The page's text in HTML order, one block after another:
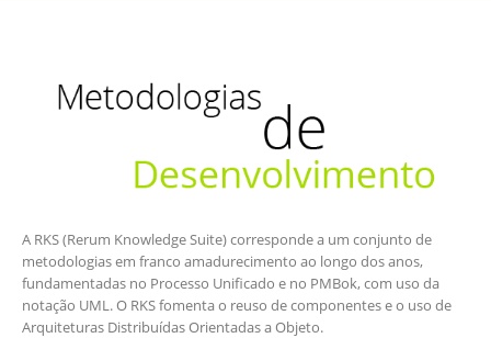
A RKS (Rerum Knowledge Suite) corresponde a um conjunto de
metodologias em franco amadurecimento ao longo dos anos,
fundamentadas no Processo Unificado e no PMBok, com uso da
notação UML. O RKS fomenta o reuso de componentes e o uso de
Arquiteturas Distribuídas Orientadas a Objeto.